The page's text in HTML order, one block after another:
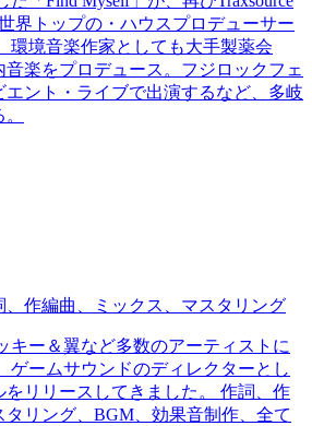
界トップの・ハウスプロデューサー
環境音楽作家としても大手製薬会
楽をプロデュース。フジロックフェ
エント・ライブで出演するなど、多岐
、作編曲、ミックス、マスタリング
キー＆翼など多数のアーティストに
ゲームサウンドのディレクターとし
リリースしてきました。 作詞、作
リング、BGM、効果音制作、全て